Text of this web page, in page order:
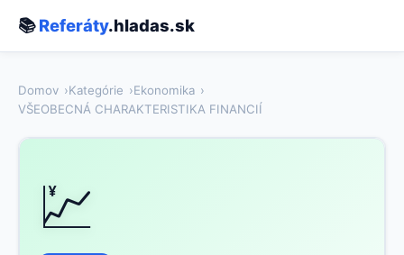
📚Referáty.hladas.sk
Domov Kategórie
Ekonomika
VŠEOBECNÁ CHARAKTERISTIKA FINANCIÍ
💹